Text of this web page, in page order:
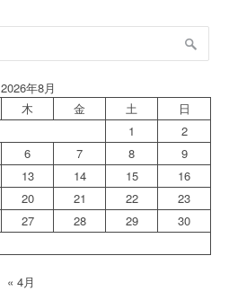
2026年8月
木 金 土
日
1
2
6 7 8
9
13 14 15
16
20 21 22
23
27 28 29
30
« 4月